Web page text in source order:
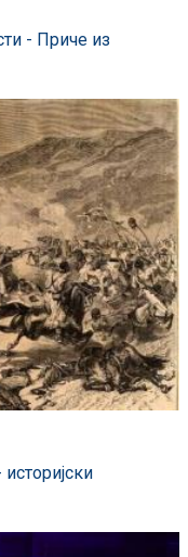
- Приче из